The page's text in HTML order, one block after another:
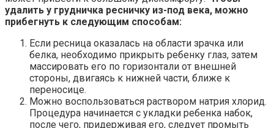
удалить у грудничка ресничку из-под века, можно
прибегнуть к следующим способам:
Если ресница оказалась на области зрачка или
белка, необходимо прикрыть ребенку глаз, затем
массировать его по горизонтали от внешней
стороны, двигаясь к нижней части, ближе к
переносице.
Можно воспользоваться раствором натрия хлорид.
Процедура начинается с укладки ребенка набок,
после чего, придерживая его, следует промыть